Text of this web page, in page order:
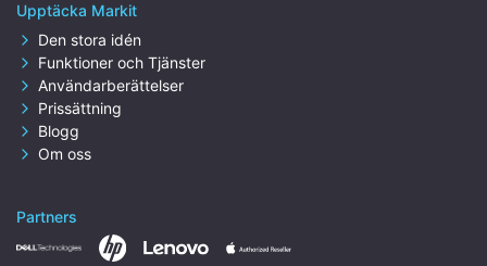
Upptäcka Markit
Den stora idén
Funktioner och Tjänster
Användarberättelser
Prissättning
Blogg
Om oss
Partners